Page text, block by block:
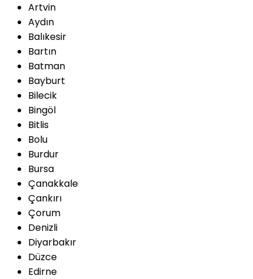
Artvin
Aydın
Balıkesir
Bartın
Batman
Bayburt
Bilecik
Bingöl
Bitlis
Bolu
Burdur
Bursa
Çanakkale
Çankırı
Çorum
Denizli
Diyarbakır
Düzce
Edirne